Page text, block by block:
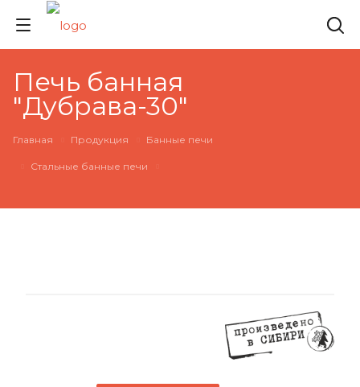
Печь банная
"Дубрава-30"
Главная Продукция Банные печи
Стальные банные печи